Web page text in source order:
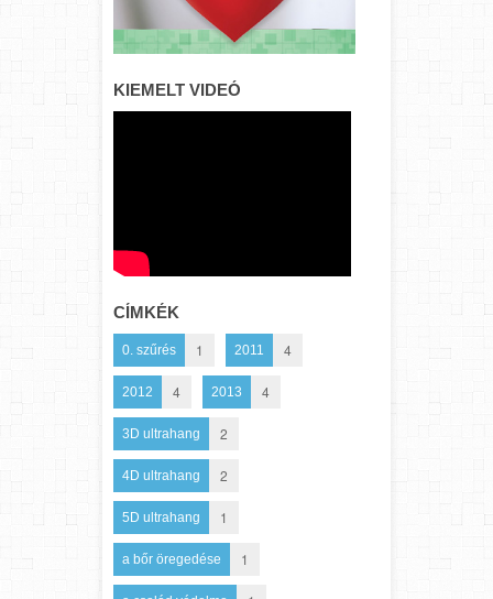
KIEMELT VIDEÓ
CÍMKÉK
0. szűrés 1 2011 4
2012 4 2013 4
3D ultrahang 2
4D ultrahang 2
5D ultrahang 1
a bőr öregedése 1